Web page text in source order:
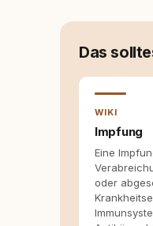
Das
WIKI
Impfung
Eine
oder